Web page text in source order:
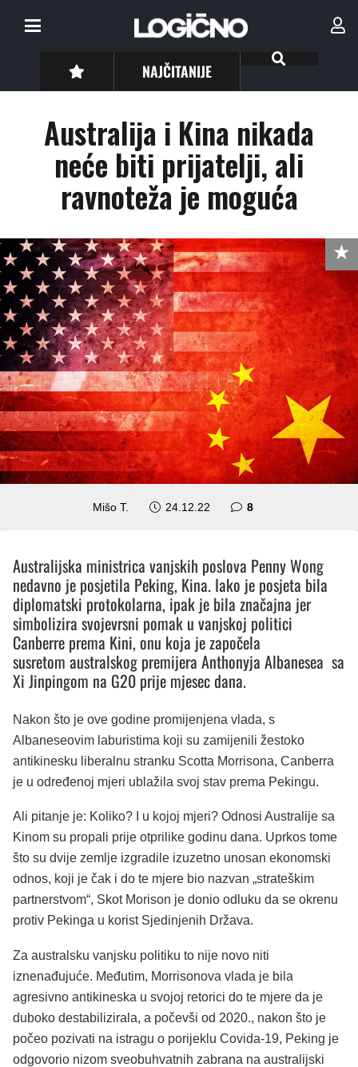
NAJČITANIJE
Australija i Kina nikada
neće biti prijatelji, ali
ravnoteža je moguća
Mišo T. 24.12.22 8komentara
Australijska ministrica vanjskih poslova Penny Wong
nedavno je posjetila Peking, Kina. Iako je posjeta bila
diplomatski protokolarna, ipak je bila značajna jer
simbolizira svojevrsni pomak u vanjskoj politici
Canberre prema Kini, onu koja je započela
susretom australskog premijera Anthonyja Albanesea sa
Xi Jinpingom na G20 prije mjesec dana.
Nakon što je ove godine promijenjena vlada, s
Albaneseovim laburistima koji su zamijenili žestoko
antikinesku liberalnu stranku Scotta Morrisona, Canberra
je u određenoj mjeri ublažila svoj stav prema Pekingu.
Ali pitanje je: Koliko? I u kojoj mjeri? Odnosi Australije sa
Kinom su propali prije otprilike godinu dana. Uprkos tome
što su dvije zemlje izgradile izuzetno unosan ekonomski
odnos, koji je čak i do te mjere bio nazvan „strateškim
partnerstvom“, Skot Morison je donio odluku da se okrenu
protiv Pekinga u korist Sjedinjenih Država.
Za australsku vanjsku politiku to nije novo niti
iznenađujuće. Međutim, Morrisonova vlada je bila
agresivno antikineska u svojoj retorici do te mjere da je
duboko destabilizirala, a počevši od 2020., nakon što je
počeo pozivati ​​na istragu o porijeklu Covida-19, Peking je
odgovorio nizom sveobuhvatnih zabrana na australijski